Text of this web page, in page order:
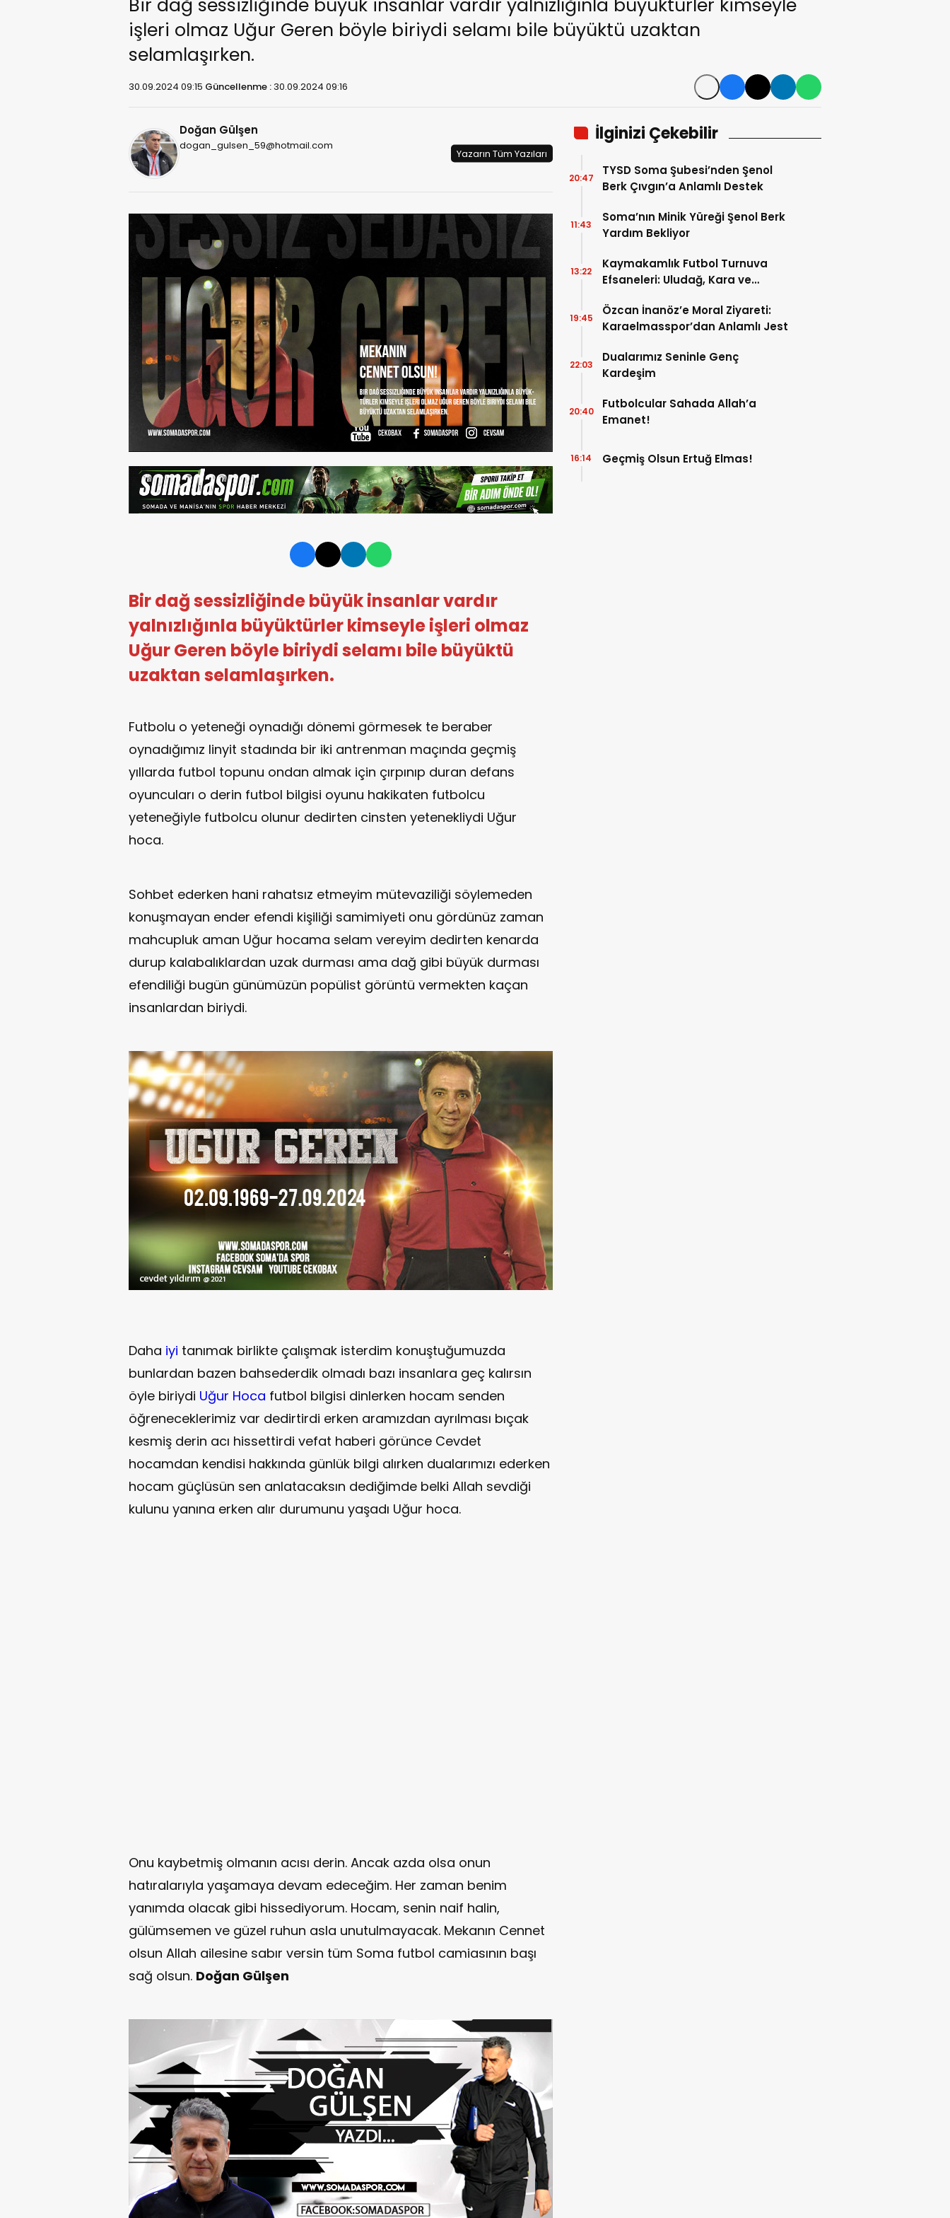
Bir dağ sessizliğinde büyük insanlar vardır yalnızlığınla büyüktürler kimseyle
işleri olmaz Uğur Geren böyle biriydi selamı bile büyüktü uzaktan
selamlaşırken.
30.09.2024 09:15 Güncellenme :30.09.2024 09:16
Doğan Gülşen
dogan_gulsen_59@hotmail.com
Yazarın Tüm Yazıları
Bir dağ sessizliğinde büyük insanlar vardır
yalnızlığınla büyüktürler kimseyle işleri olmaz
Uğur Geren böyle biriydi selamı bile büyüktü
uzaktan selamlaşırken.
Futbolu o yeteneği oynadığı dönemi görmesek te beraber
oynadığımız linyit stadında bir iki antrenman maçında geçmiş
yıllarda futbol topunu ondan almak için çırpınıp duran defans
oyuncuları o derin futbol bilgisi oyunu hakikaten futbolcu
yeteneğiyle futbolcu olunur dedirten cinsten yetenekliydi Uğur
hoca.
Sohbet ederken hani rahatsız etmeyim mütevaziliği söylemeden
konuşmayan ender efendi kişiliği samimiyeti onu gördünüz zaman
mahcupluk aman Uğur hocama selam vereyim dedirten kenarda
durup kalabalıklardan uzak durması ama dağ gibi büyük durması
efendiliği bugün günümüzün popülist görüntü vermekten kaçan
insanlardan biriydi.
Daha iyi tanımak birlikte çalışmak isterdim konuştuğumuzda
bunlardan bazen bahsederdik olmadı bazı insanlara geç kalırsın
öyle biriydi Uğur Hoca futbol bilgisi dinlerken hocam senden
öğreneceklerimiz var dedirtirdi erken aramızdan ayrılması bıçak
kesmiş derin acı hissettirdi vefat haberi görünce Cevdet
hocamdan kendisi hakkında günlük bilgi alırken dualarımızı ederken
hocam güçlüsün sen anlatacaksın dediğimde belki Allah sevdiği
kulunu yanına erken alır durumunu yaşadı Uğur hoca.
Onu kaybetmiş olmanın acısı derin. Ancak azda olsa onun
hatıralarıyla yaşamaya devam edeceğim. Her zaman benim
yanımda olacak gibi hissediyorum. Hocam, senin naif halin,
gülümsemen ve güzel ruhun asla unutulmayacak. Mekanın Cennet
olsun Allah ailesine sabır versin tüm Soma futbol camiasının başı
sağ olsun. Doğan Gülşen
İlginizi Çekebilir
TYSD Soma Şubesi’nden Şenol
Berk Çıvgın’a Anlamlı Destek
20:47
Soma’nın Minik Yüreği Şenol Berk
Yardım Bekliyor
11:43
Kaymakamlık Futbol Turnuva
Efsaneleri: Uludağ, Kara ve
13:22
Özcan İnanöz’e Moral Ziyareti:
Karaelmasspor’dan Anlamlı Jest
19:45
Dualarımız Seninle Genç
Kardeşim
22:03
Futbolcular Sahada Allah’a
Emanet!
20:40
Geçmiş Olsun Ertuğ Elmas!
16:14